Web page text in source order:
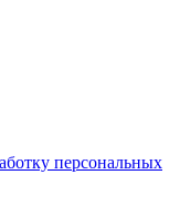
персональных